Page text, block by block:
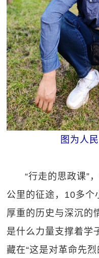
图为人
“行走的思政课”
公里的征途，10多个
厚重的历史与深沉的
是什么力量支撑着学
藏在“这是对革命先烈